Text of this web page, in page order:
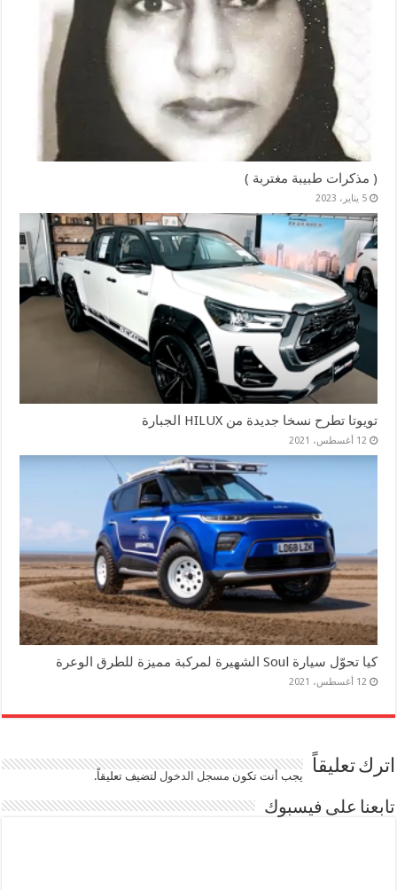
( مذكرات طبيبة مغتربة )
5 يناير، 2023
تويوتا تطرح نسخا جديدة من HILUX الجبارة
12 أغسطس، 2021
كيا تحوّل سيارة Soul الشهيرة لمركبة مميزة للطرق الوعرة
12 أغسطس، 2021
اترك تعليقاً يجب أنت تكون مسجل الدخوللتضيف تعليقاً.
تابعنا على فيسبوك